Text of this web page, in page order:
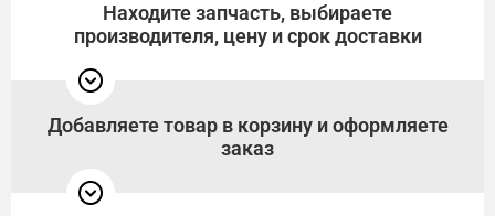
Находите запчасть, выбираете
производителя, цену и срок доставки
Добавляете товар в корзину и оформляете
заказ